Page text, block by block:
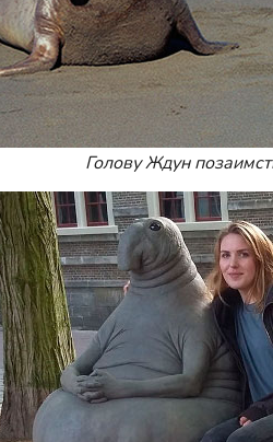
Голову Ждун